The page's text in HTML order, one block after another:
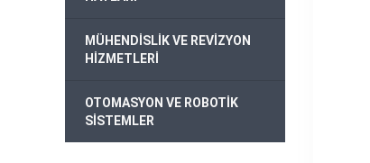
MÜHENDİSLİK VE REVİZYON
HİZMETLERİ
OTOMASYON VE ROBOTİK
SİSTEMLER